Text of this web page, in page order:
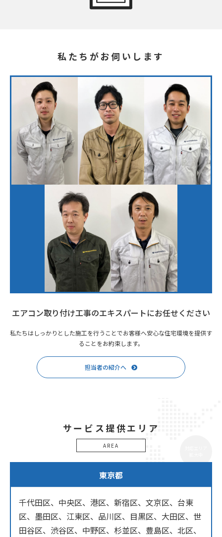
私たちがお伺いします
エアコン取り付け工事のエキスパートにお任せください
私たちはしっかりとした施工を行うことでお客様へ安心な住宅環境を提供す
ることをお約束します。
担当者の紹介へ
サービス提供エリア
AREA
東京都
千代田区、中央区、港区、新宿区、文京区、台東
区、墨田区、江東区、品川区、目黒区、大田区、世
田谷区、渋谷区、中野区、杉並区、豊島区、北区、